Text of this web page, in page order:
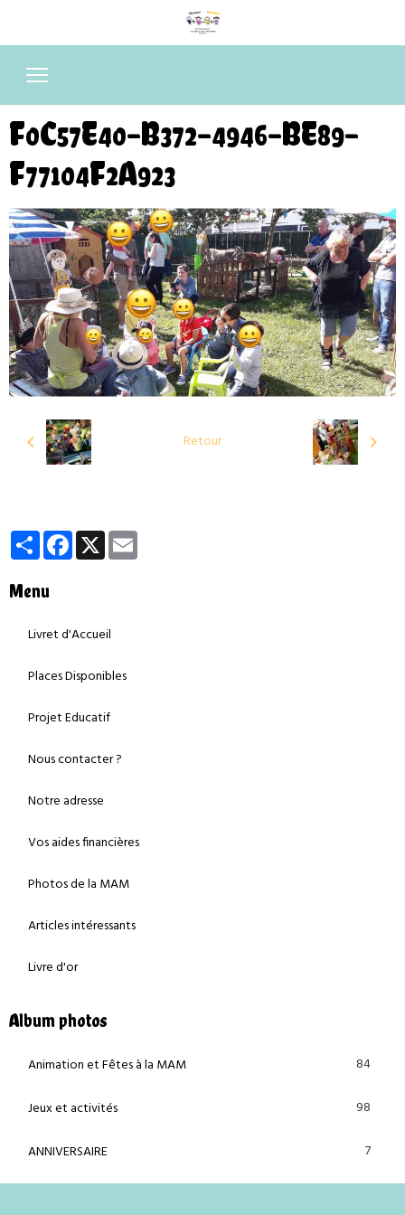
F0C57E40-B372-4946-BE89-
F77104F2A923
Retour
PartagerFacebook
X
Menu
Livret d'Accueil
Places Disponibles
Projet Educatif
Nous contacter ?
Notre adresse
Vos aides financières
Photos de la MAM
Articles intéressants
Livre d'or
Album photos
Animation et Fêtes à la MAM 84
Jeux et activités 98
ANNIVERSAIRE 7